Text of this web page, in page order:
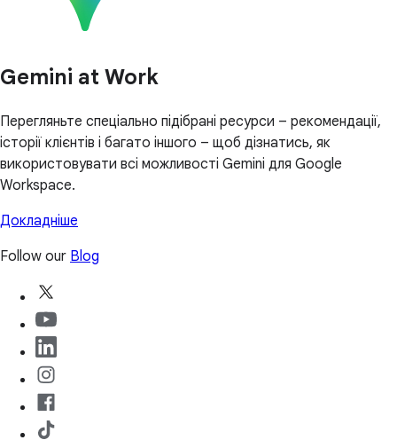
Gemini at Work
Перегляньте спеціально підібрані ресурси – рекомендації,
історії клієнтів і багато іншого – щоб дізнатись, як
використовувати всі можливості Gemini для Google
Workspace.
Докладніше
Follow our Blog